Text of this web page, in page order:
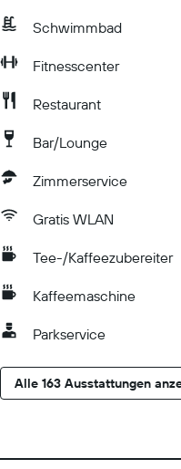
Schwimmbad
Fitnesscenter
Restaurant
Bar/Lounge
Zimmerservice
Gratis WLAN
Tee-/Kaffeezubereiter
Kaffeemaschine
Parkservice
Alle 163 Ausstattungen